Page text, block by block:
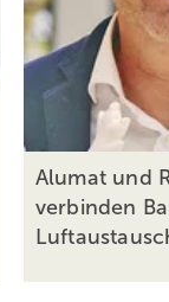
Alumat und
verbinden